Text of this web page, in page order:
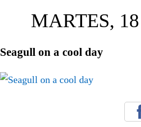
MARTES,
Seagull on a cool day